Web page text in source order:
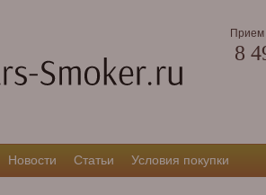
Прием
8
Новости Статьи Условия покупки